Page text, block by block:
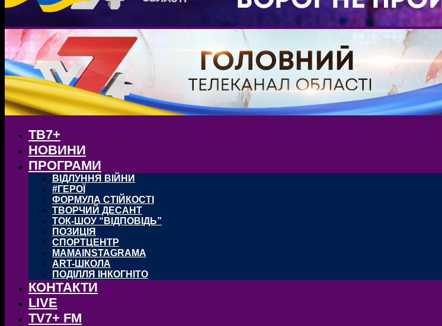
ТВ7+
НОВИНИ
ПРОГРАМИ
ВІДЛУННЯ ВІЙНИ
#ГЕРОЇ
ФОРМУЛА СТІЙКОСТІ
ТВОРЧИЙ ДЕСАНТ
ТОК-ШОУ “ВІДПОВІДЬ”
ПОЗИЦІЯ
СПОРТЦЕНТР
MAMAINSTAGRAMA
ART-ШКОЛА
ПОДІЛЛЯ ІНКОГНІТО
КОНТАКТИ
LIVE
TV7+ FM